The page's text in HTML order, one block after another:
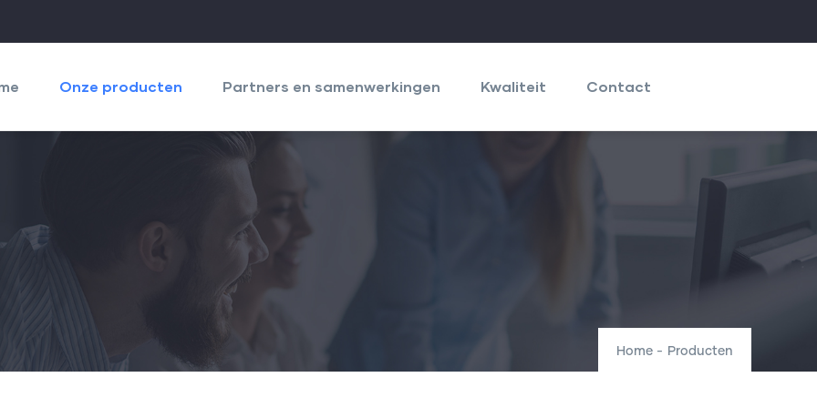
Onze producten Partners en samenwerkingen Kwaliteit Contact
Home - Producten